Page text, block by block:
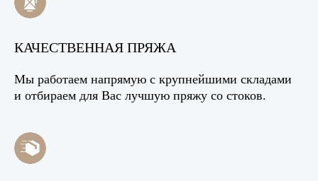
КАЧЕСТВЕННАЯ ПРЯЖА
Мы работаем напрямую с крупнейшими складами
и отбираем для Вас лучшую пряжу со стоков.